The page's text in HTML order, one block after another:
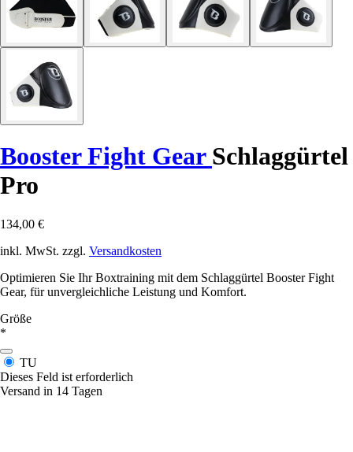
Booster Fight Gear Schlaggürtel
Pro
134,00 €
inkl. MwSt. zzgl. Versandkosten
Optimieren Sie Ihr Boxtraining mit dem Schlaggürtel Booster Fight
Gear, für unvergleichliche Leistung und Komfort.
Größe
*
TU
Dieses Feld ist erforderlich
Versand in 14 Tagen